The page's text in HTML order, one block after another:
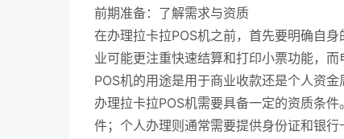
前期准备：了解需求与资质
在办理拉卡拉POS机之前，首先要明确自
业可能更注重快速结算和打印小票功能，
POS机的用途是用于商业收款还是个人资
办理拉卡拉POS机需要具备一定的资质条
件；个人办理则通常需要提供身份证和银